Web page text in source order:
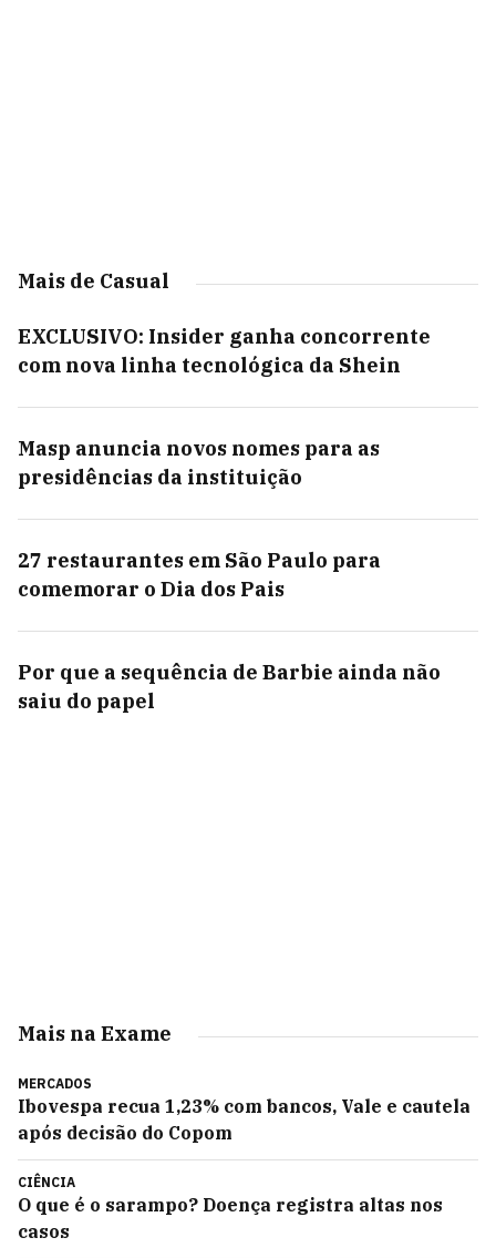
Mais de Casual
EXCLUSIVO: Insider ganha concorrente
com nova linha tecnológica da Shein
Masp anuncia novos nomes para as
presidências da instituição
27 restaurantes em São Paulo para
comemorar o Dia dos Pais
Por que a sequência de Barbie ainda não
saiu do papel
Mais na Exame
MERCADOS
Ibovespa recua 1,23% com bancos, Vale e cautela
após decisão do Copom
CIÊNCIA
O que é o sarampo? Doença registra altas nos
casos